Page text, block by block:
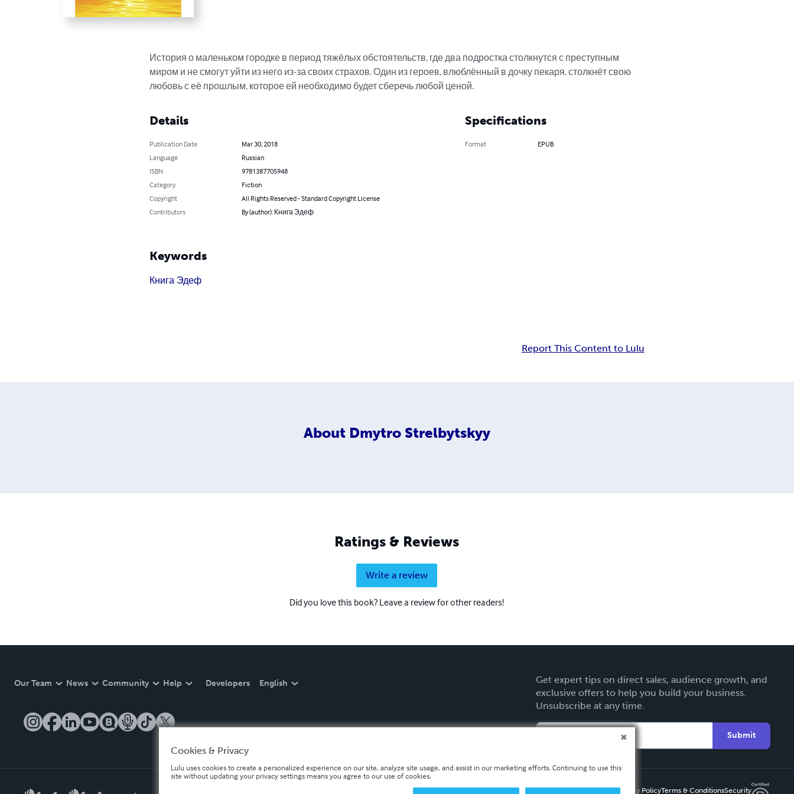
История о маленьком городке в период тяжёлых обстоятельств, где два подростка столкнутся с преступным
миром и не смогут уйти из него из-за своих страхов. Один из героев, влюблённый в дочку пекаря, столкнёт свою
любовь с её прошлым, которое ей необходимо будет сберечь любой ценой.
Details
Publication Date
Mar 30, 2018
Language
Russian
ISBN
9781387705948
Category
Fiction
Copyright
All Rights Reserved - Standard Copyright License
Contributors
By (author): Книга Эдеф
Specifications
Format EPUB
Keywords
Книга Эдеф
Report This Content to Lulu
About Dmytro Strelbytskyy
Ratings & Reviews
Write a review
Did you love this book? Leave a review for other readers!
Our Team News Community Help Developers English
Get expert tips on direct sales, audience growth, and
exclusive offers to help you build your business.
Unsubscribe at any time.
Submit
Privacy PolicyTerms & ConditionsSecurity
Cookies & Privacy
Lulu uses cookies to create a personalized experience on our site, analyze site usage, and assist in our marketing efforts. Continuing to use this
site without updating your privacy settings means you agree to our use of cookies.